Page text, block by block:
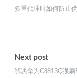
多重代理时如何防止
Next post
解决华为C8813Q强